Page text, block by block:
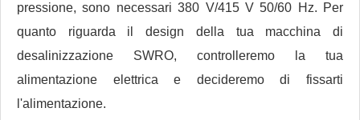
pressione, sono necessari 380 V/415 V 50/60 Hz. Per
quanto riguarda il design della tua macchina di
desalinizzazione SWRO, controlleremo la tua
alimentazione elettrica e decideremo di fissarti
l'alimentazione.